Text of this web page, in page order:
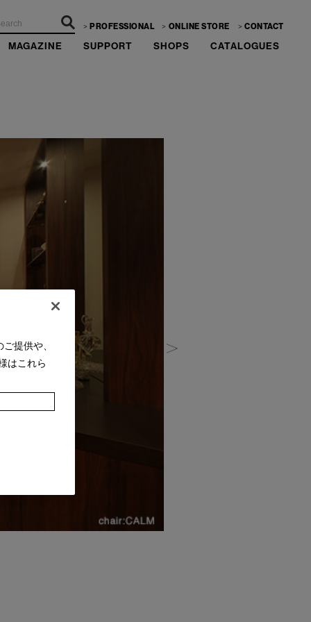
PROFESSIONAL ONLINE STORE CONTACT
MAGAZINE SUPPORT SHOPS CATALOGUES
提供や、
はこれら